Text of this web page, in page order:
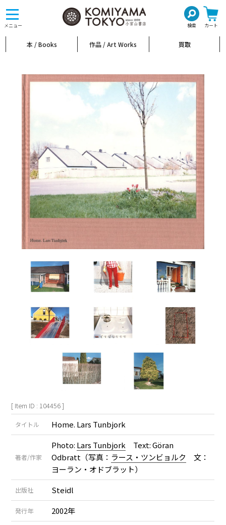
メニュー 検索 カート
toggle
navigation
本 / Books 作品 / Art Works 買取
[ Item ID : 104456 ]
タイトル Home. Lars Tunbjork
著者/作家
Photo: Lars Tunbjork Text: Göran
Odbratt（写真： ラース・ツンビョルク
文：
ヨーラン・オドブラット）
出版社 Steidl
発行年 2002年